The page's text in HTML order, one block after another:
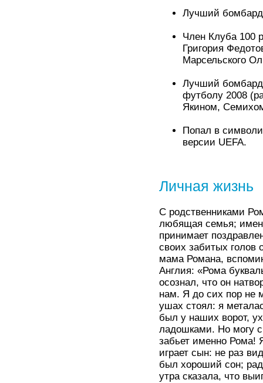
Лучший
Член Клуба 100
Григория
Марсельского
Лучший
футболу 2008
Якином,
Попал в
версии UEFA.
Личная жизнь
С родственниками
любящая семья;
принимает
своих забитых
мама Романа,
Англия: «Рома
осознал, что он
нам. Я до сих пор не
ушах стоял: я
был у наших ворот,
ладошками. Но могу с
забьет именно Рома!
играет сын: не раз
был хороший сон;
утра сказала, что